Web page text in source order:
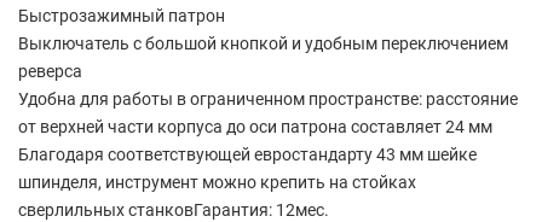
Быстрозажимный патрон
Выключатель с большой кнопкой и удобным переключением
реверса
Удобна для работы в ограниченном пространстве: расстояние
от верхней части корпуса до оси патрона составляет 24 мм
Благодаря соответствующей евростандарту 43 мм шейке
шпинделя, инструмент можно крепить на стойках
сверлильных станковГарантия: 12мес.